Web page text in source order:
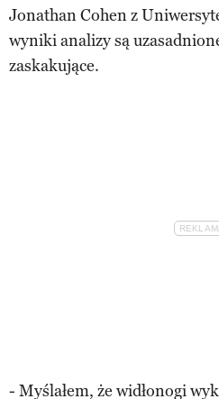
Jonathan Cohen z
wyniki analizy są
zaskakujące.
- Myślałem, że widłonogi